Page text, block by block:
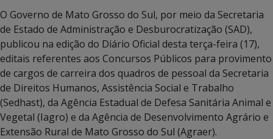
O Governo de Mato Grosso do Sul, por meio da Secretaria
de Estado de Administração e Desburocratização (SAD),
publicou na edição do Diário Oficial desta terça-feira (17),
editais referentes aos Concursos Públicos para provimento
de cargos de carreira dos quadros de pessoal da Secretaria
de Direitos Humanos, Assistência Social e Trabalho
(Sedhast), da Agência Estadual de Defesa Sanitária Animal e
Vegetal (Iagro) e da Agência de Desenvolvimento Agrário e
Extensão Rural de Mato Grosso do Sul (Agraer).